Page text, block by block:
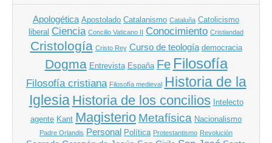
Apologética Apostolado Catalanismo Cataluña Catolicismo
liberal Ciencia Concilio Vaticano II Conocimiento Cristiandad
Cristología Cristo Rey Curso de teología democracia
Dogma Entrevista España Fe Filosofía
Filosofía cristiana Filosofía medieval Historia de la
Iglesia Historia de los concilios Intelecto
agente Kant Magisterio Metafísica Nacionalismo
Padre Orlandis Personal Política Protestantismo Revolución